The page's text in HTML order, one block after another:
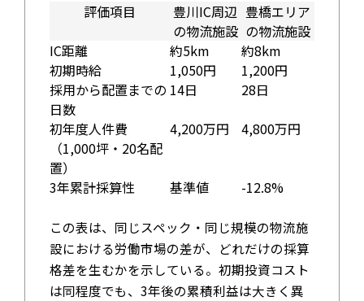
評価項目
豊川IC周辺
の物流施設
豊橋エリア
の物流施設
IC距離
約5km
約8km
初期時給
1,050円
1,200円
採用から配置までの
日数
14日
28日
初年度人件費
（1,000坪・20名配
置）
4,200万円 4,800万円
3年累計採算性 基準値 -12.8%
この表は、同じスペック・同じ規模の物流施
設における労働市場の差が、どれだけの採算
格差を生むかを示している。初期投資コスト
は同程度でも、3年後の累積利益は大きく異